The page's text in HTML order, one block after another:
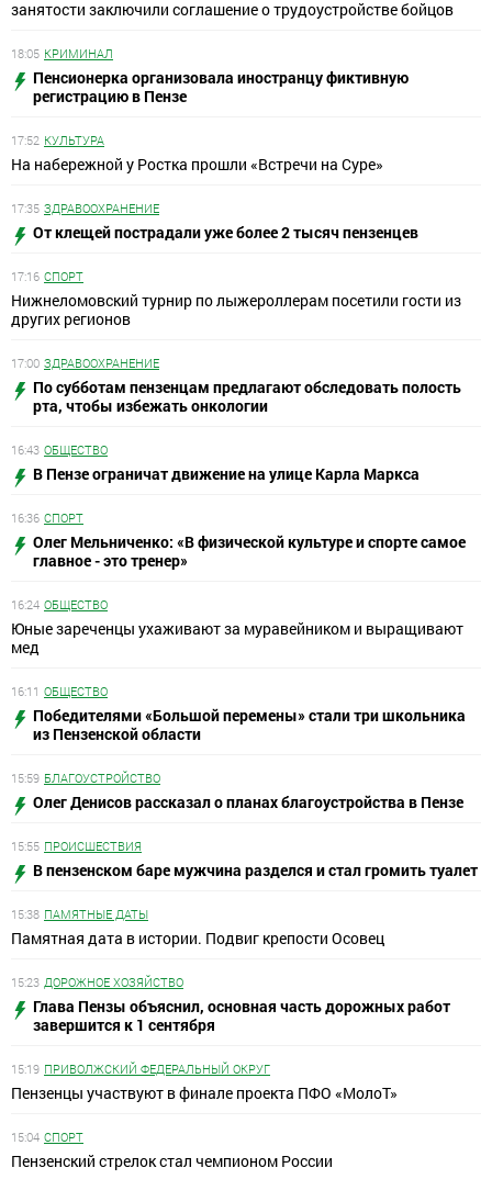
занятости заключили соглашение о трудоустройстве бойцов
18:05 КРИМИНАЛ
Пенсионерка организовала иностранцу фиктивную
регистрацию в Пензе
17:52 КУЛЬТУРА
На набережной у Ростка прошли «Встречи на Суре»
17:35 ЗДРАВООХРАНЕНИЕ
От клещей пострадали уже более 2 тысяч пензенцев
17:16 СПОРТ
Нижнеломовский турнир по лыжероллерам посетили гости из
других регионов
17:00 ЗДРАВООХРАНЕНИЕ
По субботам пензенцам предлагают обследовать полость
рта, чтобы избежать онкологии
16:43 ОБЩЕСТВО
В Пензе ограничат движение на улице Карла Маркса
16:36 СПОРТ
Олег Мельниченко: «В физической культуре и спорте самое
главное - это тренер»
16:24 ОБЩЕСТВО
Юные зареченцы ухаживают за муравейником и выращивают
мед
16:11 ОБЩЕСТВО
Победителями «Большой перемены» стали три школьника
из Пензенской области
15:59 БЛАГОУСТРОЙСТВО
Олег Денисов рассказал о планах благоустройства в Пензе
15:55 ПРОИСШЕСТВИЯ
В пензенском баре мужчина разделся и стал громить туалет
15:38 ПАМЯТНЫЕ ДАТЫ
Памятная дата в истории. Подвиг крепости Осовец
15:23 ДОРОЖНОЕ ХОЗЯЙСТВО
Глава Пензы объяснил, основная часть дорожных работ
завершится к 1 сентября
15:19 ПРИВОЛЖСКИЙ ФЕДЕРАЛЬНЫЙ ОКРУГ
Пензенцы участвуют в финале проекта ПФО «МолоТ»
15:04 СПОРТ
Пензенский стрелок стал чемпионом России